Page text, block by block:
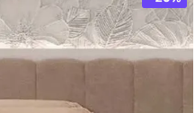
.
colchon
4.
harmony
6.
beautyrest